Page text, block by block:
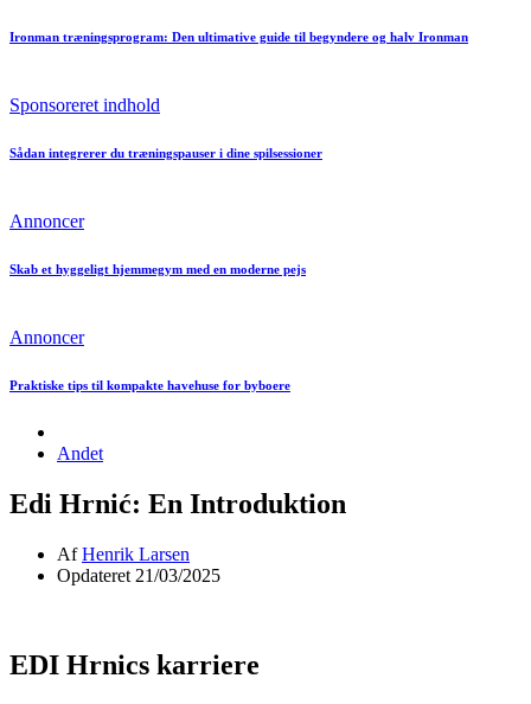
Ironman træningsprogram: Den ultimative guide til begyndere og halv Ironman
Sponsoreret indhold
Sådan integrerer du træningspauser i dine spilsessioner
Annoncer
Skab et hyggeligt hjemmegym med en moderne pejs
Annoncer
Praktiske tips til kompakte havehuse for byboere
Andet
Edi Hrnić: En Introduktion
AfHenrik Larsen
Opdateret 21/03/2025
EDI Hrnics karriere